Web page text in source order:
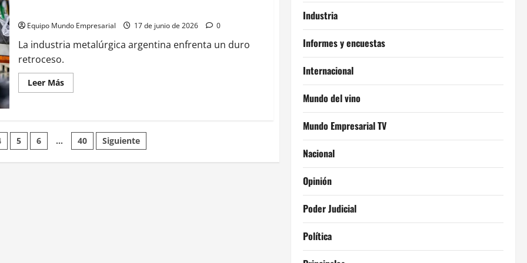
de
$11.300
millones
Equipo Mundo Empresarial 17 de junio de 2026 0
La industria metalúrgica argentina enfrenta un duro
retroceso.
Leer MásLeer
más
retrocede
en
y
5 6 … 40 Siguiente
Industria
Informes y encuestas
Internacional
Mundo del vino
Mundo Empresarial TV
Nacional
Opinión
Poder Judicial
Política